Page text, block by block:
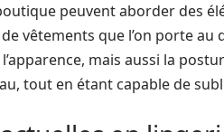
peuvent aborder des
vêtements que l’on porte
mais aussi la
tout en étant capable de